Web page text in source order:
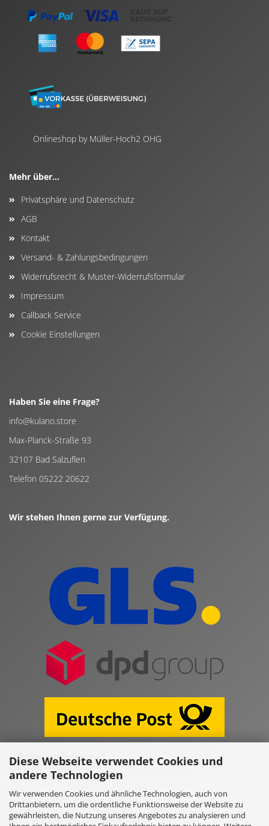
Diese Webseite verwendet Cookies und
andere Technologien
Wir verwenden Cookies und ähnliche Technologien, auch von
Drittanbietern, um die ordentliche Funktionsweise der Website zu
gewährleisten, die Nutzung unseres Angebotes zu analysieren und
Onlineshop by Müller-Hoch2 OHG
Mehr über...
Privatsphäre und Datenschutz
AGB
Kontakt
Versand- & Zahlungsbedingungen
Widerrufsrecht & Muster-Widerrufsformular
Impressum
Callback Service
Cookie Einstellungen
Haben Sie eine Frage?
info@kulano.store
Max-Planck-Straße 93
32107 Bad Salzuflen
Telefon 05222 20622
Wir stehen Ihnen gerne zur Verfügung.
Vertrag widerrufen
Online Shop erstellenmit Gambio.de © 2026